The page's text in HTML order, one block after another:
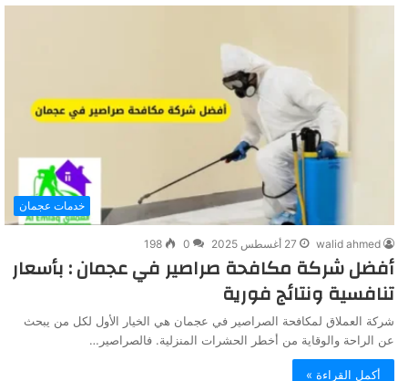
خدمات عجمان
walid ahmed 27 أغسطس 2025 0
198
أفضل شركة مكافحة صراصير في عجمان : بأسعار
تنافسية ونتائج فورية
شركة العملاق لمكافحة الصراصير في عجمان هي الخيار الأول لكل من يبحث
عن الراحة والوقاية من أخطر الحشرات المنزلية. فالصراصير…
أكمل القراءة »